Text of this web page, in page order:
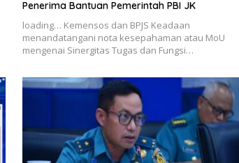
Penerima Bantuan Pemerintah PBI JK
loading… Kemensos dan BPJS Keadaan
menandatangani nota kesepahaman atau MoU
mengenai Sinergitas Tugas dan Fungsi…